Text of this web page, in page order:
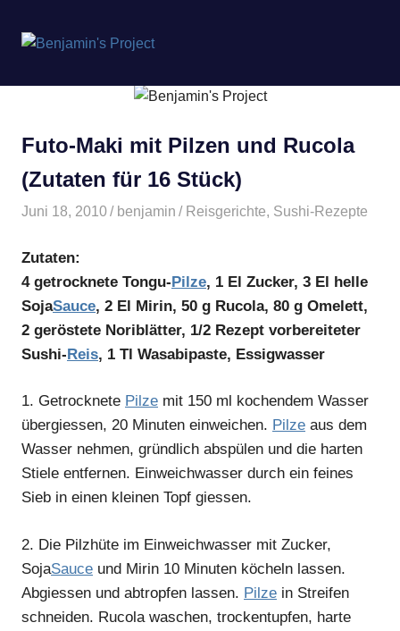
springen
Project
Futo-Maki mit Pilzen und Rucola
(Zutaten für 16 Stück)
Juni 18, 2010 benjamin Reisgerichte, Sushi-Rezepte
Zutaten:
4 getrocknete Tongu-Pilze, 1 El Zucker, 3 El helle
SojaSauce, 2 El Mirin, 50 g Rucola, 80 g Omelett,
2 geröstete Noriblätter, 1/2 Rezept vorbereiteter
Sushi-Reis, 1 Tl Wasabipaste, Essigwasser
1. Getrocknete Pilze mit 150 ml kochendem Wasser
übergiessen, 20 Minuten einweichen. Pilze aus dem
Wasser nehmen, gründlich abspülen und die harten
Stiele entfernen. Einweichwasser durch ein feines
Sieb in einen kleinen Topf giessen.
2. Die Pilzhüte im Einweichwasser mit Zucker,
SojaSauce und Mirin 10 Minuten köcheln lassen.
Abgiessen und abtropfen lassen. Pilze in Streifen
schneiden. Rucola waschen, trockentupfen, harte